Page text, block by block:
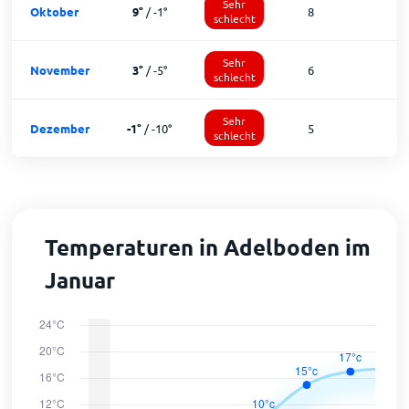
Oktober 9°/-1°
Sehr
schlecht
8
November 3°/-5°
Sehr
schlecht
6
Dezember -1° /-10°
Sehr
schlecht
5
Temperaturen in Adelboden im
Januar